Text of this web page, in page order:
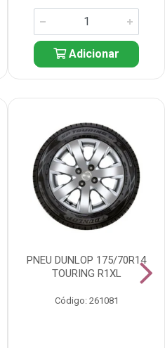
Adicionar
PNEU DUNLOP 175/70R14
TOURING R1XL
Código: 261081